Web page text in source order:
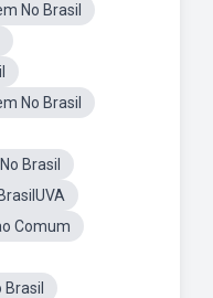
No Brasil
No Brasil
Brasil
Comum